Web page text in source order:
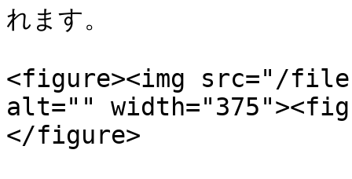
れます。
<figure><img src="/files/
alt=""
</figure>